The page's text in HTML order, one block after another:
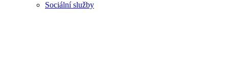
Sociální služby